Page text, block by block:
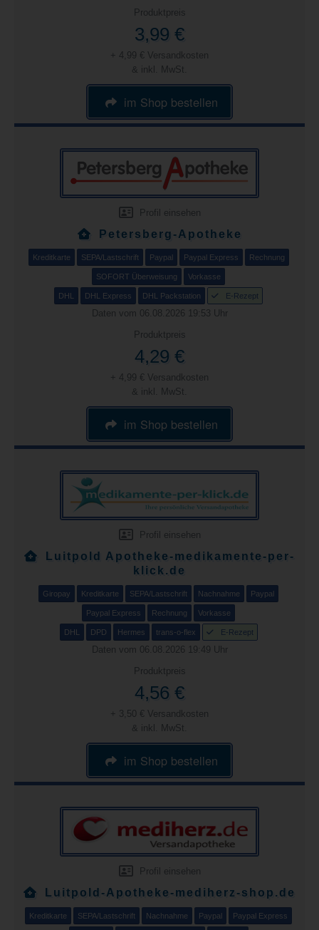
Produktpreis
3,99 €
+ 4,99 € Versandkosten
& inkl. MwSt.
im Shop bestellen
Profil einsehen
Petersberg-Apotheke
Kreditkarte SEPA/Lastschrift Paypal Paypal Express Rechnung
SOFORT Überweisung Vorkasse
DHL DHL Express DHL Packstation E-Rezept
Daten vom 06.08.2026 19:53 Uhr
Produktpreis
4,29 €
+ 4,99 € Versandkosten
& inkl. MwSt.
im Shop bestellen
Profil einsehen
Luitpold Apotheke-medikamente-per-
klick.de
Giropay Kreditkarte SEPA/Lastschrift Nachnahme Paypal
Paypal Express Rechnung Vorkasse
DHL DPD Hermes trans-o-flex E-Rezept
Daten vom 06.08.2026 19:49 Uhr
Produktpreis
4,56 €
+ 3,50 € Versandkosten
& inkl. MwSt.
im Shop bestellen
Profil einsehen
Luitpold-Apotheke-mediherz-shop.de
Kreditkarte SEPA/Lastschrift Nachnahme Paypal Paypal Express